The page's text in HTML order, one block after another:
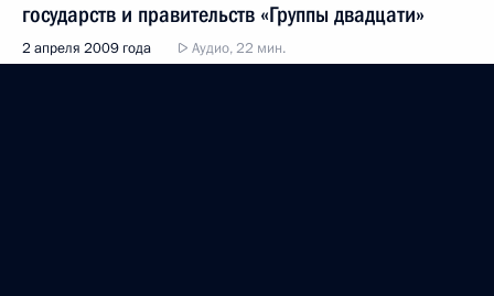
государств и правительств «Группы двадцати»
2 апреля 2009 года Аудио, 22 мин.